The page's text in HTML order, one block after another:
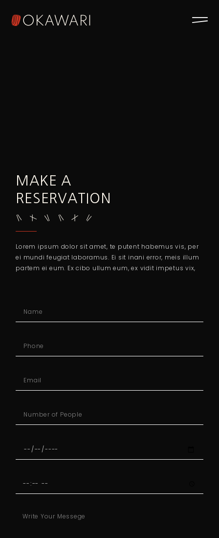
MAKE A
RESERVATION
Lorem ipsum dolor sit amet, te putent habemus vis, per
ei mundi feugiat laboramus. Ei sit inani error, meis illum
partem ei eum. Ex cibo ullum eum, ex vidit impetus vix,